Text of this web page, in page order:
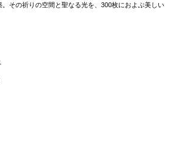
。その祈りの空間と聖なる光を、300枚におよぶ美しい